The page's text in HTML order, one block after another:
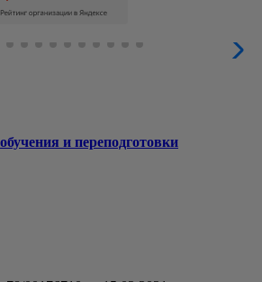
и переподготовки